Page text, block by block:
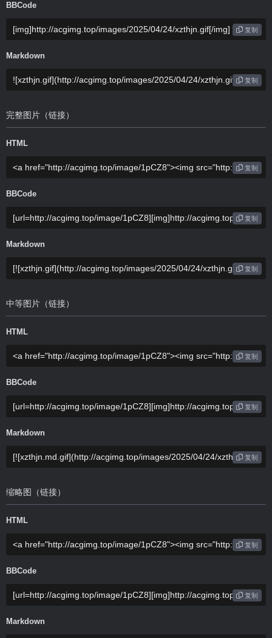
BBCode
复制
Markdown
复制
完整图片（链接）
HTML
复制
BBCode
复制
Markdown
复制
中等图片（链接）
HTML
复制
BBCode
复制
Markdown
复制
缩略图（链接）
HTML
复制
BBCode
复制
Markdown